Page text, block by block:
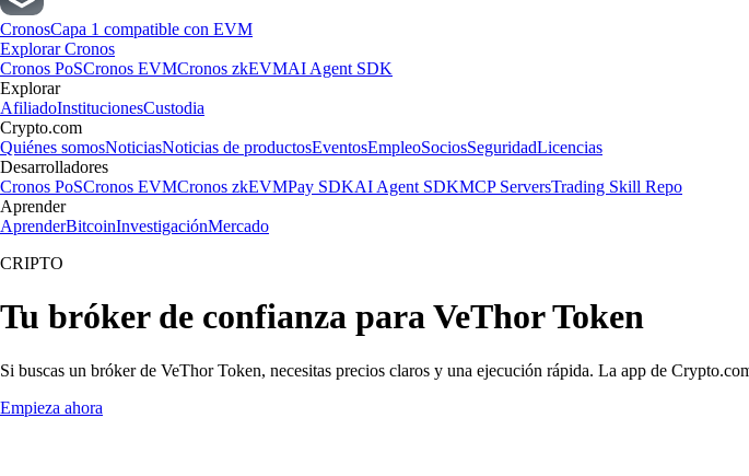
CronosCapa 1 compatible con EVM
Explorar Cronos
Cronos PoSCronos EVMCronos zkEVMAI Agent SDK
Explorar
AfiliadoInstitucionesCustodia
Crypto.com
Quiénes somosNoticiasNoticias de productosEventosEmpleoSociosSeguridadLicencias
Desarrolladores
Cronos PoSCronos EVMCronos zkEVMPay SDKAI Agent SDKMCP ServersTrading Skill Repo
Aprender
AprenderBitcoinInvestigaciónMercado
CRIPTO
Tu bróker de confianza para VeThor Token
Si buscas un bróker de VeThor Token, necesitas precios claros y una ejecución rápida. La app de
Empieza ahora